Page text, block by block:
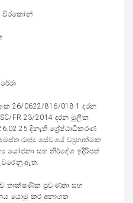
වීරකෝන්
26/0622/816/018-1 දරන
FR 23/2014 දරන මූලික
දිනැති ශ්‍රේෂ්ඨාධිකරණ
රාජ්‍ය සේවයේ ව්‍යුහාත්මක
යෝජනා සහ නිර්දේශ ඉදිරිපත්
ඇත.
තාක්ෂණික ප්‍රවණතා සහ
යොමු කර අනාගත